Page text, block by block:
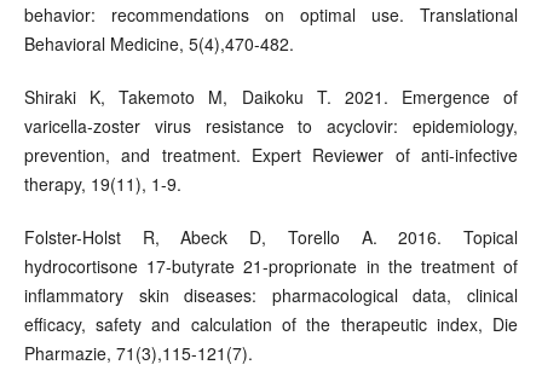
behavior: recommendations on optimal use. Translational
Behavioral Medicine, 5(4),470-482.
Shiraki K, Takemoto M, Daikoku T. 2021. Emergence of
varicella-zoster virus resistance to acyclovir: epidemiology,
prevention, and treatment. Expert Reviewer of anti-infective
therapy, 19(11), 1-9.
Folster-Holst R, Abeck D, Torello A. 2016. Topical
hydrocortisone 17-butyrate 21-proprionate in the treatment of
inflammatory skin diseases: pharmacological data, clinical
efficacy, safety and calculation of the therapeutic index, Die
Pharmazie, 71(3),115-121(7).